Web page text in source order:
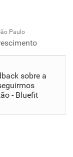
Paulo
sobre a
- Bluefit